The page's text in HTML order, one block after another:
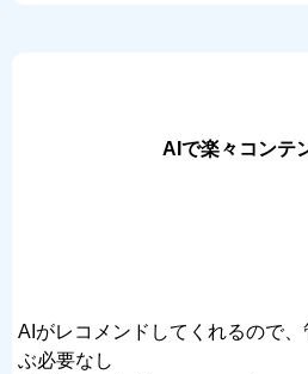
AIで楽々コンテ
AIがレコメンドしてくれるので
ぶ必要なし